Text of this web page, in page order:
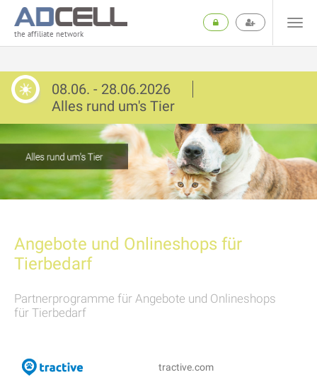
the affiliate network
08.06. - 28.06.2026
Alles rund um's Tier
Angebote und Onlineshops für
Tierbedarf
Partnerprogramme für Angebote und Onlineshops
für Tierbedarf
tractive.com